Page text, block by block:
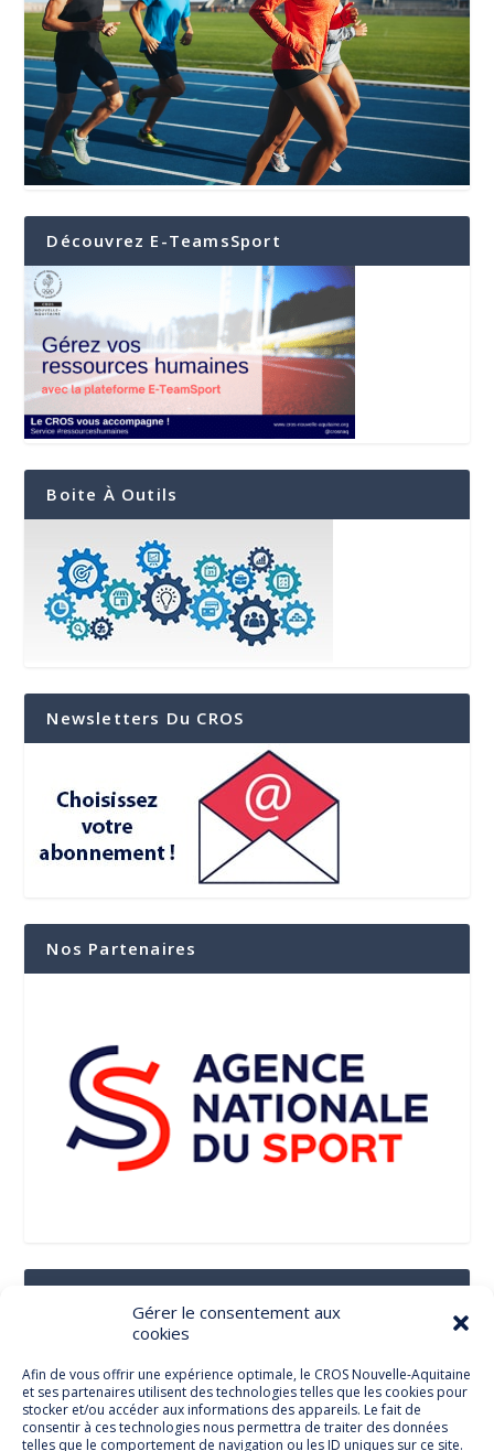
Gérer le consentement aux
cookies
Afin de vous offrir une expérience optimale, le CROS Nouvelle-Aquitaine
et ses partenaires utilisent des technologies telles que les cookies pour
stocker et/ou accéder aux informations des appareils. Le fait de
consentir à ces technologies nous permettra de traiter des données
telles que le comportement de navigation ou les ID uniques sur ce site.
Découvrez E-TeamsSport
Boite À Outils
Newsletters Du CROS
Nos Partenaires
Suivez-Nous Sur Les Réseaux Sociaux
Facebook